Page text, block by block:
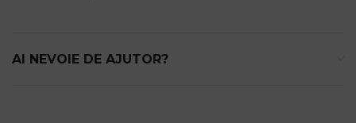
AI NEVOIE DE AJUTOR?